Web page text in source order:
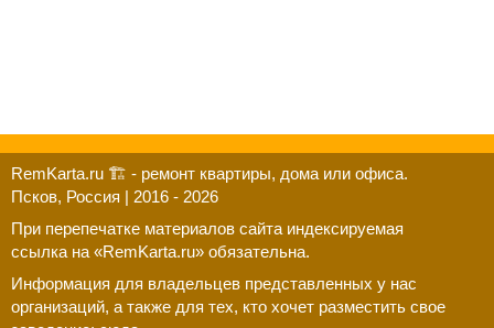
RemKarta.ru 🏗️ - ремонт квартиры, дома или офиса.
Псков, Россия | 2016 - 2026
При перепечатке материалов сайта индексируемая
ссылка на «RemKarta.ru» обязательна.
Информация для владельцев представленных у нас
организаций, а также для тех, кто хочет разместить свое